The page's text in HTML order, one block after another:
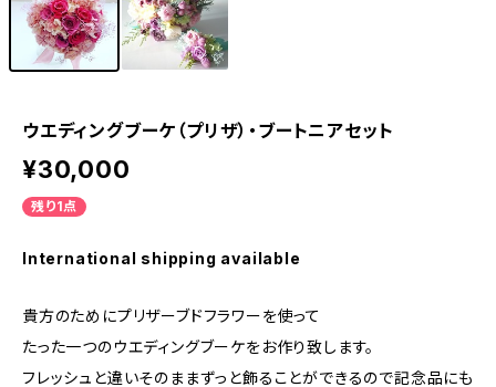
ウエディングブーケ（プリザ）・ブートニアセット
¥30,000
残り1点
International shipping available
貴方のためにプリザーブドフラワーを使って
たった一つのウエディングブーケをお作り致します。
フレッシュと違いそのままずっと飾ることができるので記念品にも